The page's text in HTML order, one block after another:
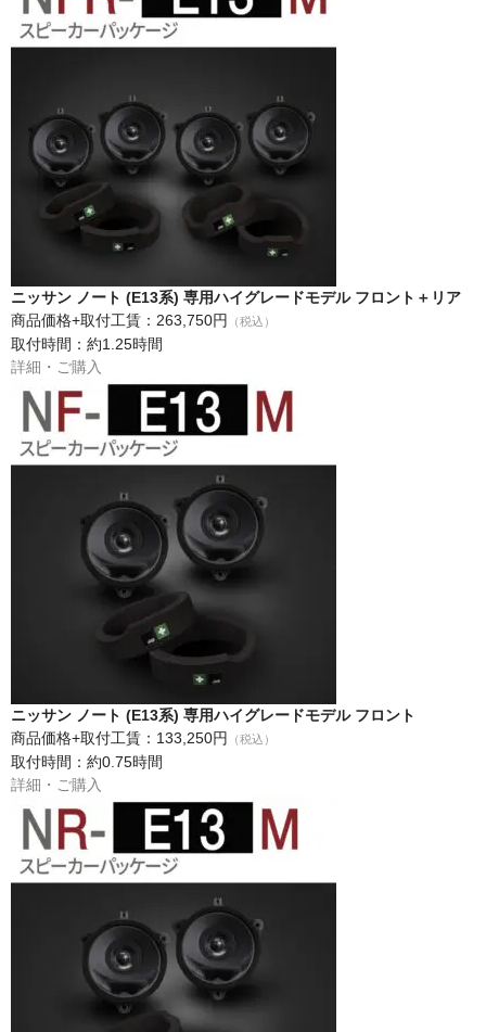
ニッサン ノート (E13系) 専用ハイグレードモデル フロント＋リア
商品価格+取付工賃：263,750円
（税込）
取付時間：約1.25時間
詳細・ご購入
ニッサン ノート (E13系) 専用ハイグレードモデル フロント
商品価格+取付工賃：133,250円
（税込）
取付時間：約0.75時間
詳細・ご購入